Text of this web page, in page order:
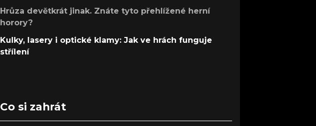
Hrůza devětkrát jinak. Znáte tyto přehlížené herní
horory?
Kulky, lasery i optické klamy: Jak ve hrách funguje
střílení
Co si zahrát